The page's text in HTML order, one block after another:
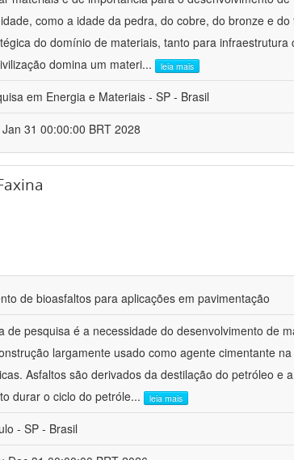
como a idade da pedra, do cobre, do bronze e do
do domínio de materiais, tanto para infraestrutura
domina um materi... leia mais
em Energia e Materiais - SP - Brasil
31 00:00:00 BRT 2028
de bioasfaltos para aplicações em pavimentação
de pesquisa é a necessidade do desenvolvimento de
largamente usado como agente cimentante
Asfaltos são derivados da destilação do petróleo e
durar o ciclo do petróle... leia mais
- SP - Brasil